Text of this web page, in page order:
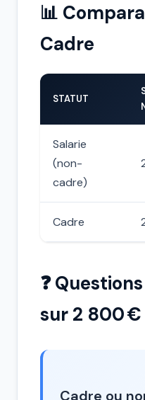
📊
Cadre
STATUT
Salarie
(non-
cadre)
Cadre
❓
sur 2 800
Cadre ou